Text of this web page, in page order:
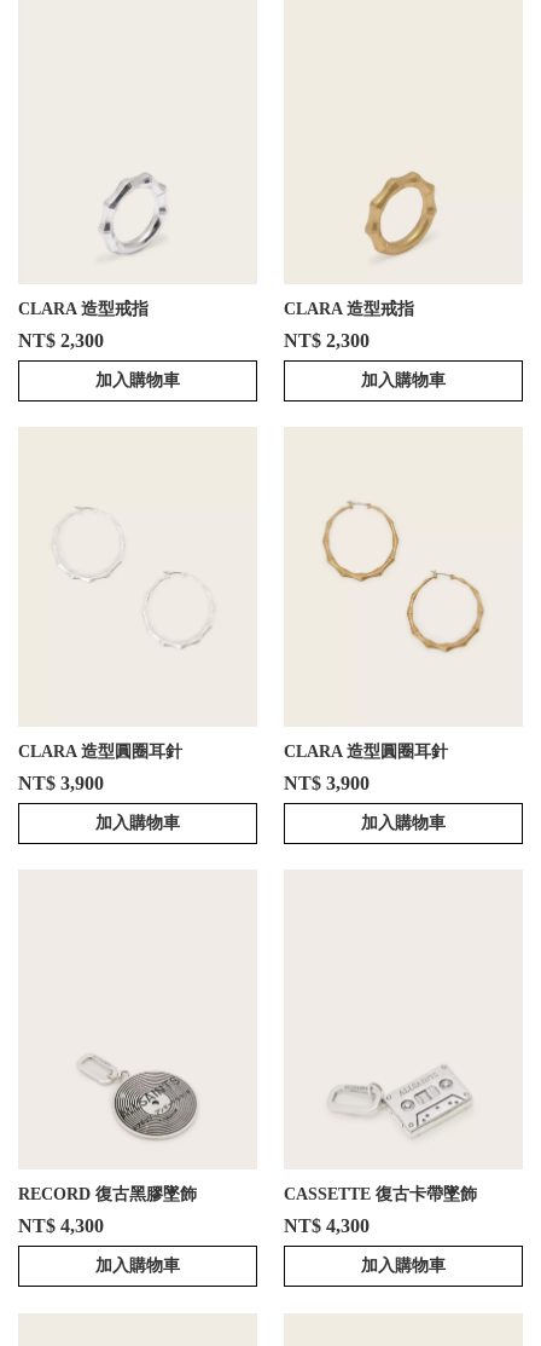
CLARA 造型戒指
NT$ 2,300
加入購物車
CLARA 造型戒指
NT$ 2,300
加入購物車
CLARA 造型圓圈耳針
NT$ 3,900
加入購物車
CLARA 造型圓圈耳針
NT$ 3,900
加入購物車
RECORD 復古黑膠墜飾
NT$ 4,300
加入購物車
CASSETTE 復古卡帶墜飾
NT$ 4,300
加入購物車